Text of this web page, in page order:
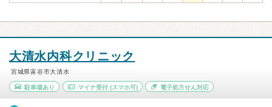
大清水内科クリニック
宮城県富谷市大清水
駐車場あり マイナ受付(スマホ可) 電子処方せん対応